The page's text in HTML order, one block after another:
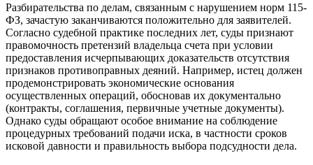
Разбирательства по делам, связанным с нарушением норм 115-
ФЗ, зачастую заканчиваются положительно для заявителей.
Согласно судебной практике последних лет, суды признают
правомочность претензий владельца счета при условии
предоставления исчерпывающих доказательств отсутствия
признаков противоправных деяний. Например, истец должен
продемонстрировать экономические основания
осуществленных операций, обосновав их документально
(контракты, соглашения, первичные учетные документы).
Однако суды обращают особое внимание на соблюдение
процедурных требований подачи иска, в частности сроков
исковой давности и правильность выбора подсудности дела.